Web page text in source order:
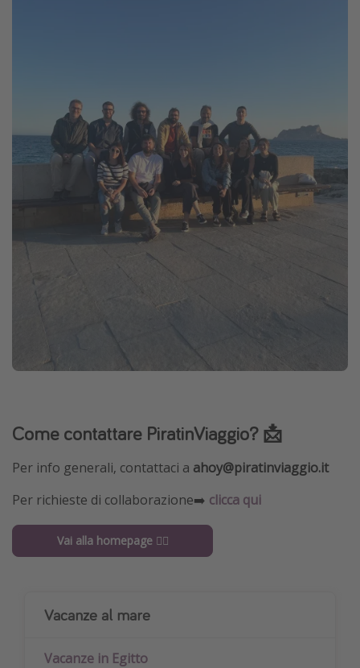
Come contattare PiratinViaggio? 📩
Per info generali, contattaci a ahoy@piratinviaggio.it
Per richieste di collaborazione➡️ clicca qui
Vai alla homepage 🏴‍☠️
Vacanze al mare
Vacanze in Egitto